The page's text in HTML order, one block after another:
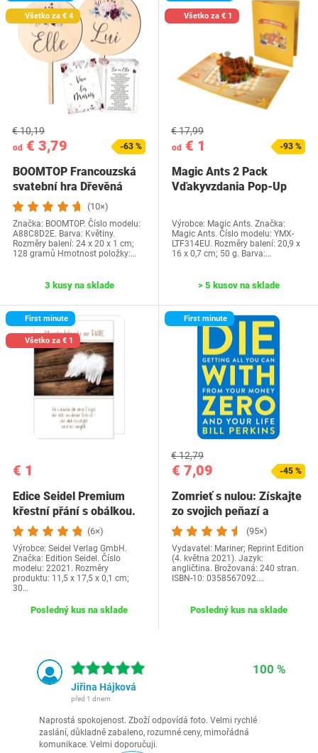
Všetko za € 4
od € 3,79
€ 10,19
-63 %
BOOMTOP Francouzská
svatební hra Dřevěná
cedulka a kvízové…
(10×)
Značka: BOOMTOP. Číslo modelu:
A88C8D2E. Barva: Květiny.
Rozměry balení: 24 x 20 x 1 cm;
128 gramů Hmotnost položky:…
3 kusy na sklade
Všetko za € 1
od € 1
€ 17,99
-93 %
Magic Ants 2 Pack
Vďakyvzdania Pop-Up
Výrobce: Magic Ants. Značka:
Magic Ants. Číslo modelu: YMX-
LTF314EU. Rozměry balení: 20,9 x
16 x 0,7 cm; 50 g. Barva:…
> 5 kusov na sklade
First minute
Všetko za € 1
€ 1
Edice Seidel Premium
křestní přání s obálkou.
Přání ke křtu…(6×)
Výrobce: Seidel Verlag GmbH.
Značka: Edition Seidel. Číslo
modelu: 22021. Rozměry
produktu: 11,5 x 17,5 x 0,1 cm;
30…
Posledný kus na sklade
First minute
€ 7,09
€ 12,79
-45 %
Zomrieť s nulou: Získajte
zo svojich peňazí a
života…
(95×)
Vydavatel: Mariner; Reprint Edition
(4. května 2021). Jazyk:
angličtina. Brožovaná: 240 stran.
ISBN-10: 0358567092.…
Posledný kus na sklade
100 %
Jiřina Hájková
před 1 dnem
Naprostá spokojenost. Zboží odpovídá foto. Velmi rychlé
zaslání, důkladně zabaleno, rozumné ceny, mimořádná
komunikace. Velmi doporučuji.